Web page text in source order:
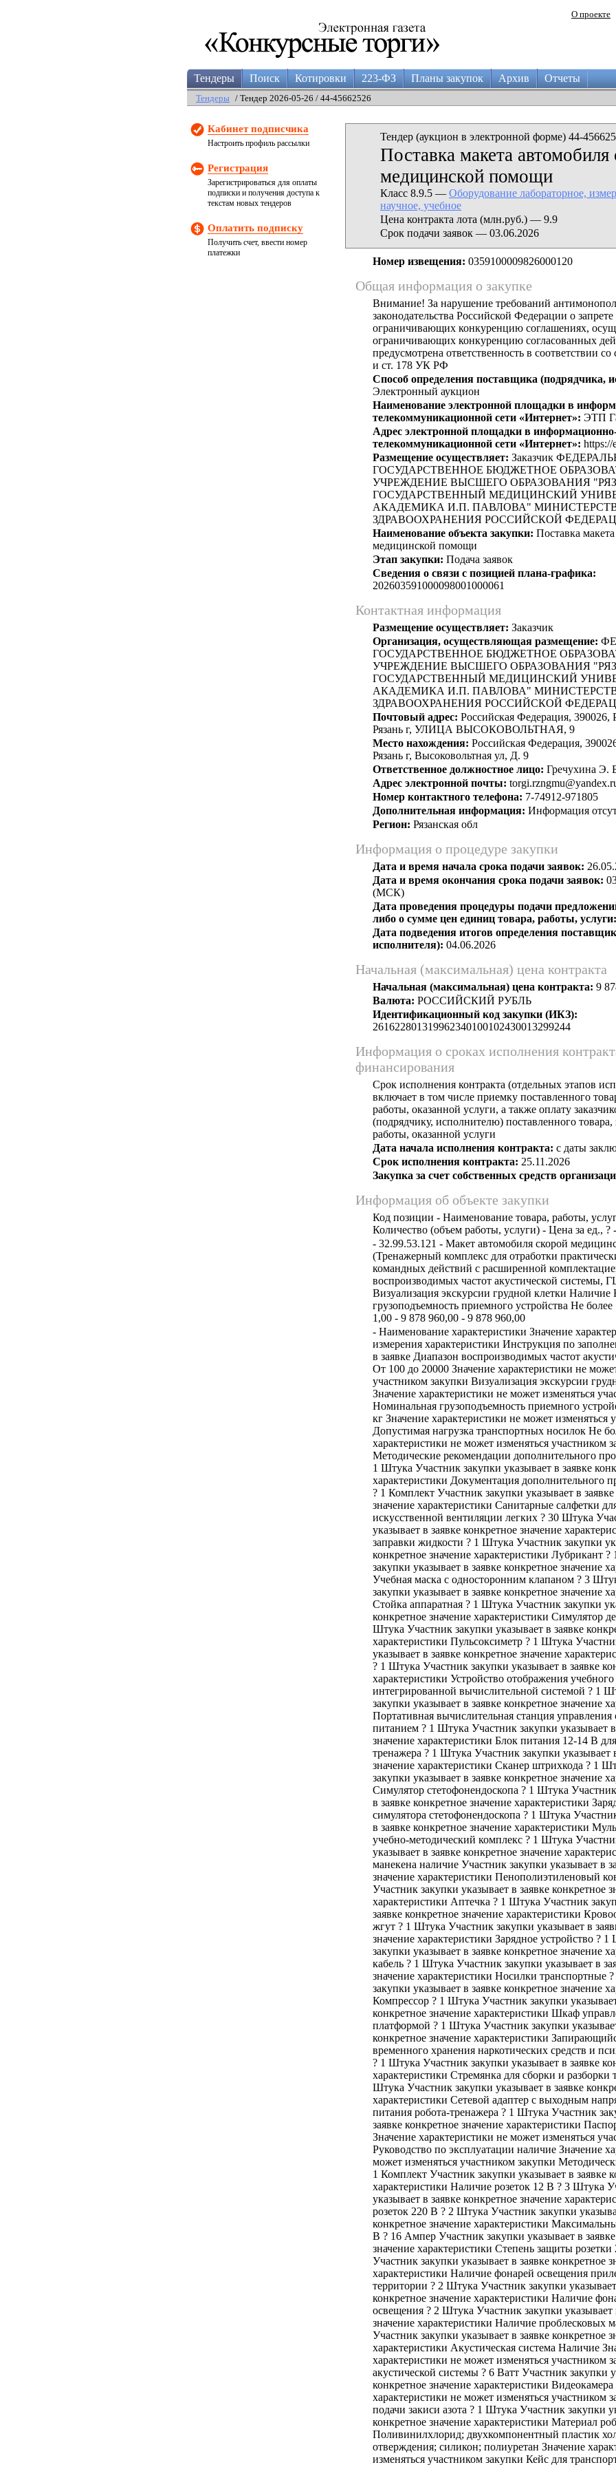
О проекте
Тендеры Поиск Котировки 223-ФЗ Планы закупок Архив Отчеты
Тендеры / Тендер 2026-05-26 / 44-45662526
Кабинет подписчика
Настроить профиль рассылки
Регистрация
Зарегистрироваться для оплаты
подписки и получения доступа к
текстам новых тендеров
Оплатить подписку
Получить счет, ввести номер
платежки
Тендер (аукцион в электронной форме) 44-
Поставка макета автомобиля
медицинской помощи
Класс 8.9.5 — Оборудование лабораторное,
научное, учебное
Цена контракта лота (млн.руб.) — 9.9
Срок подачи заявок — 03.06.2026
Номер извещения: 0359100009826000120
Общая информация о закупке
Внимание! За нарушение требований
законодательства Российской Федерации о запрете
ограничивающих конкуренцию соглашениях,
ограничивающих конкуренцию согласованных
предусмотрена ответственность в соответствии
и ст. 178 УК РФ
Способ определения поставщика (подрядчика,
Электронный аукцион
Наименование электронной площадки в
телекоммуникационной сети «Интернет»: ЭТП
Адрес электронной площадки в
телекоммуникационной сети «Интернет»: https://
Размещение осуществляет: Заказчик
ГОСУДАРСТВЕННОЕ БЮДЖЕТНОЕ
УЧРЕЖДЕНИЕ ВЫСШЕГО ОБРАЗОВАНИЯ
ГОСУДАРСТВЕННЫЙ МЕДИЦИНСКИЙ
АКАДЕМИКА И.П. ПАВЛОВА"
ЗДРАВООХРАНЕНИЯ РОССИЙСКОЙ
Наименование объекта закупки: Поставка
медицинской помощи
Этап закупки: Подача заявок
Сведения о связи с позицией плана-графика:
202603591000098001000061
Контактная информация
Размещение осуществляет: Заказчик
Организация, осуществляющая размещение:
ГОСУДАРСТВЕННОЕ БЮДЖЕТНОЕ
УЧРЕЖДЕНИЕ ВЫСШЕГО ОБРАЗОВАНИЯ
ГОСУДАРСТВЕННЫЙ МЕДИЦИНСКИЙ
АКАДЕМИКА И.П. ПАВЛОВА"
ЗДРАВООХРАНЕНИЯ РОССИЙСКОЙ
Почтовый адрес: Российская Федерация, 390026,
Рязань г, УЛИЦА ВЫСОКОВОЛЬТНАЯ, 9
Место нахождения: Российская Федерация,
Рязань г, Высоковольтная ул, Д. 9
Ответственное должностное лицо: Гречухина Э.
Адрес электронной почты:
Номер контактного телефона: 7-74912-971805
Дополнительная информация: Информация
Регион: Рязанская обл
Информация о процедуре закупки
Дата и время начала срока подачи заявок:
Дата и время окончания срока подачи заявок:
(МСК)
Дата проведения процедуры подачи
либо о сумме цен единиц товара, работы, услуги:
Дата подведения итогов определения
исполнителя): 04.06.2026
Начальная (максимальная) цена контракта
Начальная (максимальная) цена контракта: 9
Валюта: РОССИЙСКИЙ РУБЛЬ
Идентификационный код закупки (ИКЗ):
261622801319962340100102430013299244
Информация о сроках исполнения
финансирования
Срок исполнения контракта (отдельных этапов
включает в том числе приемку поставленного
работы, оказанной услуги, а также оплату
(подрядчику, исполнителю) поставленного
работы, оказанной услуги
Дата начала исполнения контракта: с даты
Срок исполнения контракта: 25.11.2026
Закупка за счет собственных средств
Информация об объекте закупки
Код позиции - Наименование товара, работы,
Количество (объем работы, услуги) - Цена за ед., ?
- 32.99.53.121 - Макет автомобиля скорой
(Тренажерный комплекс для отработки
командных действий с расширенной
воспроизводимых частот акустической системы,
Визуализация экскурсии грудной клетки
грузоподъемность приемного устройства Не
1,00 - 9 878 960,00 - 9 878 960,00
- Наименование характеристики Значение характеристики Единица измерения характеристики Инструкция по заполнению характеристик в заявке Диапазон воспроизводимых частот акустической системы, ГЦ От 100 до 20000 Значение характеристики не может изменяться участником закупки Визуализация экскурсии грудной клетки Наличие Значение характеристики не может изменяться участником закупки Номинальная грузоподъемность приемного устройства Не более 165 кг Значение характеристики не может изменяться участником закупки Допустимая нагрузка транспортных носилок Не более 165 кг Значение характеристики не может изменяться участником закупки Методические рекомендации дополнительного процедурного модуля ? 1 Штука Участник закупки указывает в заявке конкретное значение характеристики Документация дополнительного процедурного модуля ? 1 Комплект Участник закупки указывает в заявке конкретное значение характеристики Санитарные салфетки для проведения искусственной вентиляции легких ? 30 Штука Участник закупки указывает в заявке конкретное значение характеристики Шприц для заправки жидкости ? 1 Штука Участник закупки указывает в заявке конкретное значение характеристики Лубрикант ? 1 Штука Участник закупки указывает в заявке конкретное значение характеристики Учебная маска с односторонним клапаном ? 3 Штука Участник закупки указывает в заявке конкретное значение характеристики Стойка аппаратная ? 1 Штука Участник закупки указывает в заявке конкретное значение характеристики Симулятор дефибриллятора ? 1 Штука Участник закупки указывает в заявке конкретное значение характеристики Пульсоксиметр ? 1 Штука Участник закупки указывает в заявке конкретное значение характеристики Мешок Амбу ? 1 Штука Участник закупки указывает в заявке конкретное значение характеристики Устройство отображения учебного контента с интегрированной вычислительной системой ? 1 Штука Участник закупки указывает в заявке конкретное значение характеристики Портативная вычислительная станция управления с аккумуляторным питанием ? 1 Штука Участник закупки указывает в заявке конкретное значение характеристики Блок питания 12-14 В для питания робота-тренажера ? 1 Штука Участник закупки указывает в заявке конкретное значение характеристики Сканер штрихкода ? 1 Штука Участник закупки указывает в заявке конкретное значение характеристики Симулятор стетофонендоскопа ? 1 Штука Участник закупки указывает в заявке конкретное значение характеристики Зарядное устройство для симулятора стетофонендоскопа ? 1 Штука Участник закупки указывает в заявке конкретное значение характеристики Мультимедийный учебно-методический комплекс ? 1 Штука Участник закупки указывает в заявке конкретное значение характеристики Одежда для манекена наличие Участник закупки указывает в заявке только одно значение характеристики Пенополиэтиленовый коврик ? 1 Штука Участник закупки указывает в заявке конкретное значение характеристики Аптечка ? 1 Штука Участник закупки указывает в заявке конкретное значение характеристики Кровоостанавливающий жгут ? 1 Штука Участник закупки указывает в заявке конкретное значение характеристики Зарядное устройство ? 1 Штука Участник закупки указывает в заявке конкретное значение характеристики USB кабель ? 1 Штука Участник закупки указывает в заявке конкретное значение характеристики Носилки транспортные ? 1 Штука Участник закупки указывает в заявке конкретное значение характеристики Компрессор ? 1 Штука Участник закупки указывает в заявке конкретное значение характеристики Шкаф управления динамической платформой ? 1 Штука Участник закупки указывает в заявке конкретное значение характеристики Запирающийся сейф для временного хранения наркотических средств и психотропных веществ ? 1 Штука Участник закупки указывает в заявке конкретное значение характеристики Стремянка для сборки и разборки тренажера ? 1 Штука Участник закупки указывает в заявке конкретное значение характеристики Сетевой адаптер с выходным напряжением 12 В для питания робота-тренажера ? 1 Штука Участник закупки указывает в заявке конкретное значение характеристики Паспорт изделия наличие Значение характеристики не может изменяться участником закупки Руководство по эксплуатации наличие Значение характеристики не может изменяться участником закупки Методические рекомендации ? 1 Комплект Участник закупки указывает в заявке конкретное значение характеристики Наличие розеток 12 В ? 3 Штука Участник закупки указывает в заявке конкретное значение характеристики Количество розеток 220 В ? 2 Штука Участник закупки указывает в заявке конкретное значение характеристики Максимальный ток розетки 220 В ? 16 Ампер Участник закупки указывает в заявке конкретное значение характеристики Степень защиты розетки 220 В, IP ? 44 Участник закупки указывает в заявке конкретное значение характеристики Наличие фонарей освещения прилегающей территории ? 2 Штука Участник закупки указывает в заявке конкретное значение характеристики Наличие фонарей основного освещения ? 2 Штука Участник закупки указывает в заявке конкретное значение характеристики Наличие проблесковых маяков ? 2 Штука Участник закупки указывает в заявке конкретное значение характеристики Акустическая система Наличие Значение характеристики не может изменяться участником закупки Мощность акустической системы ? 6 Ватт Участник закупки указывает в заявке конкретное значение характеристики Видеокамера Наличие Значение характеристики не может изменяться участником закупки Розетка подачи закиси азота ? 1 Штука Участник закупки указывает в заявке конкретное значение характеристики Материал робота-симулятора Поливинилхлорид; двухкомпонентный пластик холодного отверждения; силикон; полиуретан Значение характеристики не может изменяться участником закупки Кейс для транспортировки и хранения комплекта имитаторов ранений и поражений ? 1 Штука Участник закупки указывает в заявке конкретное значение характеристики Кислородные розетки ? 2 Штука Участник закупки указывает в заявке конкретное значение характеристики Имитация пульсации центральных и периферических артерий Наличие Значение характеристики не может изменяться участником закупки Количество точек имитации пульсации ? 6 Штука Участник закупки указывает в заявке конкретное значение характеристики Отображение ЭКГ, ЧСС, ЧДД, SpO2, АД, температуры тела на медицинское оборудование Наличие Значение характеристики не может изменяться участником закупки Речевое сопровождение Наличие Значение характеристики не может изменяться участником закупки Моргание глаз и изменение просвета зрачков Наличие Значение характеристики не может изменяться участником закупки Имитация цианоза Наличие Значение характеристики не может изменяться участником закупки Имитация аускультативной картины работы сердца Наличие Значение характеристики не может изменяться участником закупки Имитация аускультативной картины работы легких Наличие Значение характеристики не может изменяться участником закупки Имитация потоотделения Наличие Значение характеристики не может изменяться участником закупки Имитация измерения артериального давления Наличие Значение характеристики не может изменяться участником закупки Снятие электрокардиограммы реальным электрокардиографом Наличие Значение характеристики не может изменяться участником закупки Наличие библиотеки патологий ЭКГ Наличие Значение характеристики не может изменяться участником закупки Выполнение сердечно-легочной реанимации Наличие Значение характеристики не может изменяться участником закупки Выполнение внутривенных и